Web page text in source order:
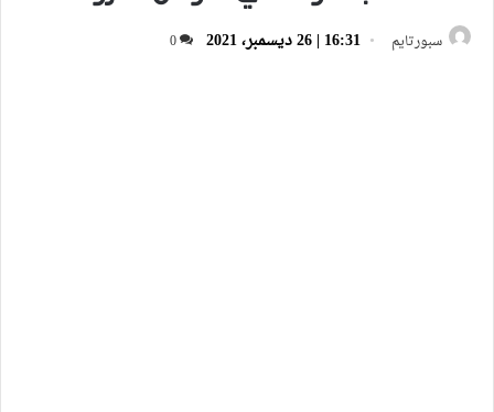
سبورتايم 16:31 | 26 ديسمبر، 2021 0